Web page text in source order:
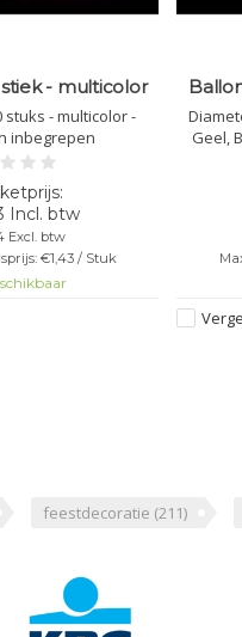
- multicolor
- multicolor -
inbegrepen
Incl. btw
Excl. btw
€1,43 / Stuk
Geel,
stuks
feestdecoratie (211)